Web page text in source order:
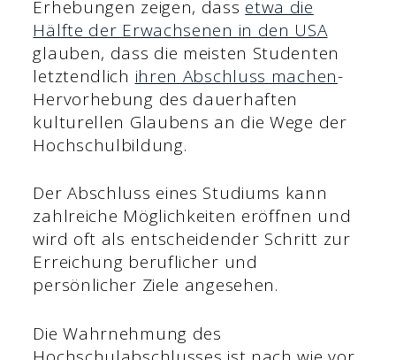
Erhebungen zeigen, dass etwa die
Hälfte der Erwachsenen in den USA
glauben, dass die meisten Studenten
letztendlich ihren Abschluss machen-
Hervorhebung des dauerhaften
kulturellen Glaubens an die Wege der
Hochschulbildung.
Der Abschluss eines Studiums kann
zahlreiche Möglichkeiten eröffnen und
wird oft als entscheidender Schritt zur
Erreichung beruflicher und
persönlicher Ziele angesehen.
Die Wahrnehmung des